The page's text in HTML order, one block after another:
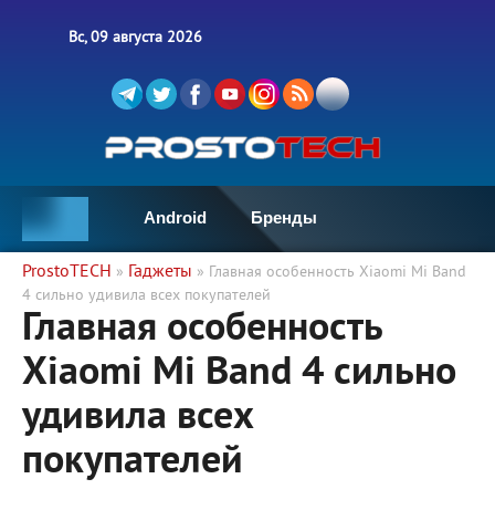
Вс, 09 августа 2026
Android Бренды
ProstoTECH » Гаджеты » Главная особенность Xiaomi Mi Band
4 сильно удивила всех покупателей
Главная особенность
Xiaomi Mi Band 4 сильно
удивила всех
покупателей